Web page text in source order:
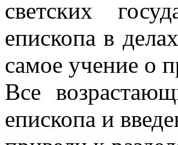
светских
епископа в
самое учение о
Все
епископа и